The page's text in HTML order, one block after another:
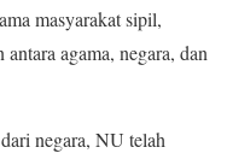
masyarakat sipil,
agama, negara, dan
negara, NU telah